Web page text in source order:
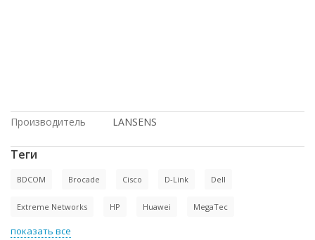
Производитель
LANSENS
Теги
BDCOM Brocade Cisco D-Link Dell
Extreme Networks HP Huawei MegaTec
показать все